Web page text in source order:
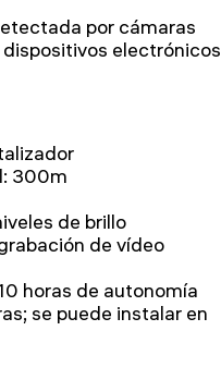
por cámaras
electrónicos
300m
de brillo
de vídeo
horas de autonomía
se puede instalar en